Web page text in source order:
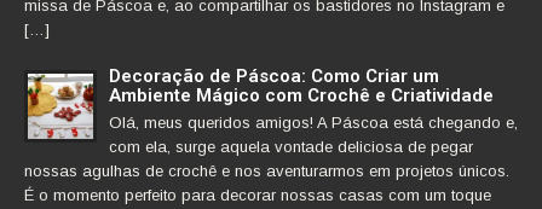
missa de Páscoa e, ao compartilhar os bastidores no Instagram e
[…]
Decoração de Páscoa: Como Criar um
Ambiente Mágico com Crochê e Criatividade
Olá, meus queridos amigos! A Páscoa está chegando e,
com ela, surge aquela vontade deliciosa de pegar
nossas agulhas de crochê e nos aventurarmos em projetos únicos.
É o momento perfeito para decorar nossas casas com um toque